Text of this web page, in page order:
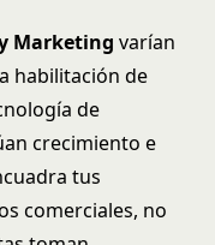
Marketing varían
habilitación de
de
crecimiento e
tus
comerciales, no